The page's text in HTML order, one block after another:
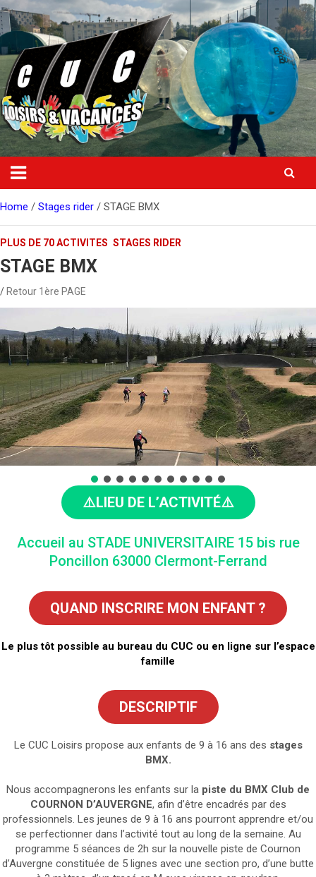
Skip
to
content
Home Stages rider STAGE BMX
PLUS DE 70 ACTIVITES STAGES RIDER
STAGE BMX
Retour 1ère PAGE
⚠️LIEU DE L’ACTIVITÉ⚠️
Accueil au STADE UNIVERSITAIRE 15 bis rue
Poncillon 63000 Clermont-Ferrand
QUAND INSCRIRE MON ENFANT ?
Le plus tôt possible au bureau du CUC ou en ligne sur l’espace
famille
DESCRIPTIF
Le CUC Loisirs propose aux enfants de 9 à 16 ans des stages
BMX.
Nous accompagnerons les enfants sur la piste du BMX Club de
COURNON D’AUVERGNE, afin d’être encadrés par des
professionnels. Les jeunes de 9 à 16 ans pourront apprendre et/ou
se perfectionner dans l’activité tout au long de la semaine. Au
programme 5 séances de 2h sur la nouvelle piste de Cournon
d’Auvergne constituée de 5 lignes avec une section pro, d’une butte